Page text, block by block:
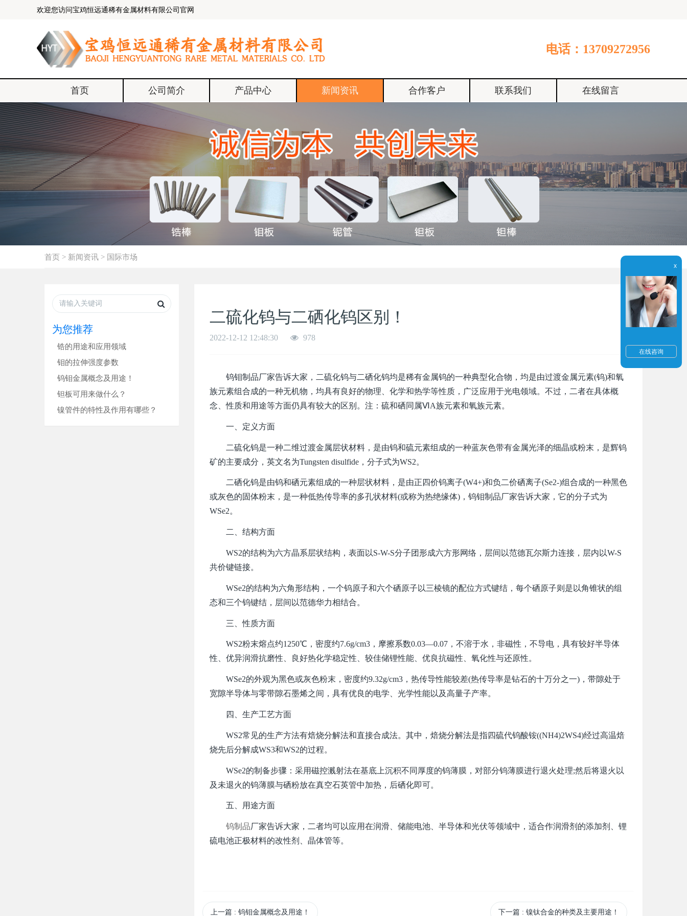
欢迎您访问宝鸡恒远通稀有金属材料有限公司官网
电话：13709272956
首页 公司简介 产品中心 新闻资讯 合作客户 联系我们 在线留言
首页 > 新闻资讯 > 国际市场
为您推荐
锆的用途和应用领域
钼的拉伸强度参数
钨钼金属概念及用途！
钽板可用来做什么？
镍管件的特性及作用有哪些？
二硫化钨与二硒化钨区别！
2022-12-12 12:48:30 978
钨钼制品厂家告诉大家，二硫化钨与二硒化钨均是稀有金属钨的一种典型化合物，均是由过渡金属元素(钨)和氧
族元素组合成的一种无机物，均具有良好的物理、化学和热学等性质，广泛应用于光电领域。不过，二者在具体概
念、性质和用途等方面仍具有较大的区别。注：硫和硒同属ⅥA族元素和氧族元素。
一、定义方面
二硫化钨是一种二维过渡金属层状材料，是由钨和硫元素组成的一种蓝灰色带有金属光泽的细晶或粉末，是辉钨
矿的主要成分，英文名为Tungsten disulfide，分子式为WS2。
二硒化钨是由钨和硒元素组成的一种层状材料，是由正四价钨离子(W4+)和负二价硒离子(Se2-)组合成的一种黑色
或灰色的固体粉末，是一种低热传导率的多孔状材料(或称为热绝缘体)，钨钼制品厂家告诉大家，它的分子式为
WSe2。
二、结构方面
WS2的结构为六方晶系层状结构，表面以S-W-S分子团形成六方形网络，层间以范德瓦尔斯力连接，层内以W-S
共价键链接。
WSe2的结构为六角形结构，一个钨原子和六个硒原子以三棱镜的配位方式键结，每个硒原子则是以角锥状的组
态和三个钨键结，层间以范德华力相结合。
三、性质方面
WS2粉末熔点约1250℃，密度约7.6g/cm3，摩擦系数0.03—0.07，不溶于水，非磁性，不导电，具有较好半导体
性、优异润滑抗磨性、良好热化学稳定性、较佳储锂性能、优良抗磁性、氧化性与还原性。
WSe2的外观为黑色或灰色粉末，密度约9.32g/cm3，热传导性能较差(热传导率是钻石的十万分之一)，带隙处于
宽隙半导体与零带隙石墨烯之间，具有优良的电学、光学性能以及高量子产率。
四、生产工艺方面
WS2常见的生产方法有焙烧分解法和直接合成法。其中，焙烧分解法是指四硫代钨酸铵((NH4)2WS4)经过高温焙
烧先后分解成WS3和WS2的过程。
WSe2的制备步骤：采用磁控溅射法在基底上沉积不同厚度的钨薄膜，对部分钨薄膜进行退火处理;然后将退火以
及未退火的钨薄膜与硒粉放在真空石英管中加热，后硒化即可。
五、用途方面
钨制品厂家告诉大家，二者均可以应用在润滑、储能电池、半导体和光伏等领域中，适合作润滑剂的添加剂、锂
硫电池正极材料的改性剂、晶体管等。
上一篇 : 钨钼金属概念及用途！ 下一篇 : 镍钛合金的种类及主要用途！
x
在线咨询